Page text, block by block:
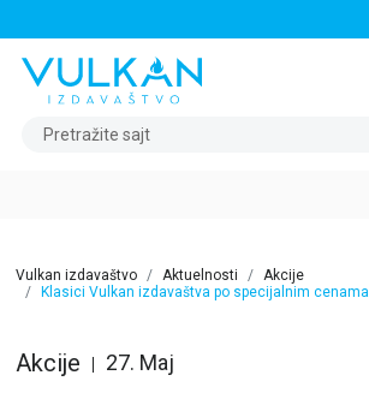
Pretražite sajt
Vulkan izdavaštvo Aktuelnosti
Akcije
Klasici Vulkan izdavaštva po specijalnim cenama
Akcije 27. Maj